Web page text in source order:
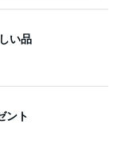
い品
ント